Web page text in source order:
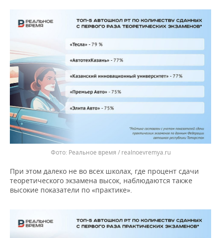
Реальное время / realnoevremya.ru
При этом далеко не во всех школах, где процент сдачи
теоретического экзамена высок, наблюдаются также
высокие показатели по «практике».